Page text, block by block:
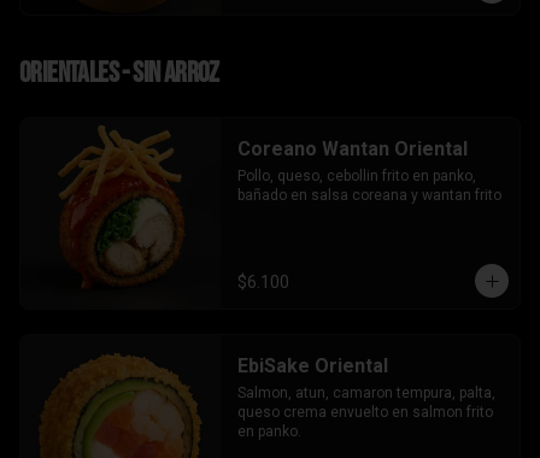
Orientales - sin arroz
Coreano Wantan Oriental
Pollo, queso, cebollin frito en panko,
bañado en salsa coreana y wantan frito
$6.100
EbiSake Oriental
Salmon, atun, camaron tempura, palta,
queso crema envuelto en salmon frito
en panko.